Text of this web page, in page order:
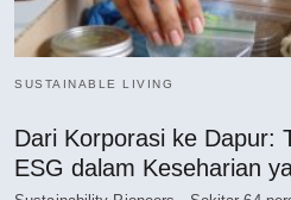
SUSTAINABLE LIVING
Dari Korporasi ke Dapur:
ESG dalam Keseharian